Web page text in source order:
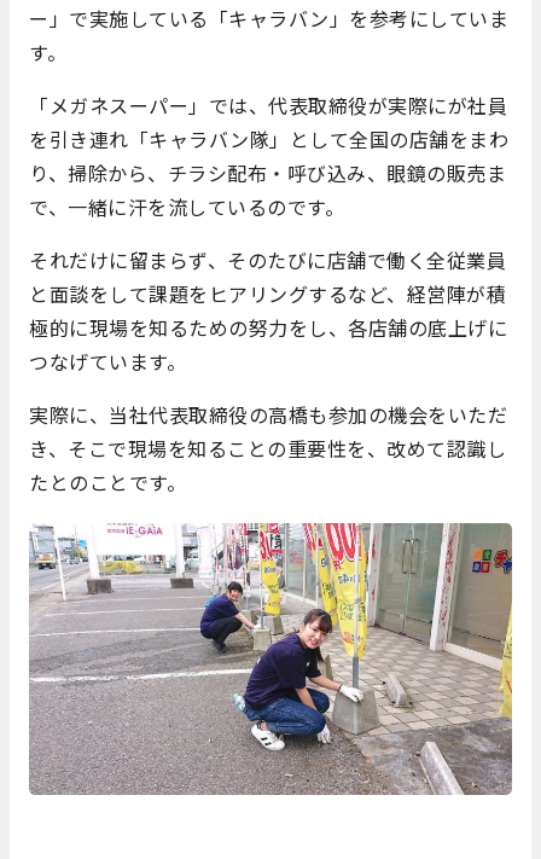
ー」で実施している「キャラバン」を参考にしていま
す。
「メガネスーパー」では、代表取締役が実際にが社員
を引き連れ「キャラバン隊」として全国の店舗をまわ
り、掃除から、チラシ配布・呼び込み、眼鏡の販売ま
で、一緒に汗を流しているのです。
それだけに留まらず、そのたびに店舗で働く全従業員
と面談をして課題をヒアリングするなど、経営陣が積
極的に現場を知るための努力をし、各店舗の底上げに
つなげています。
実際に、当社代表取締役の高橋も参加の機会をいただ
き、そこで現場を知ることの重要性を、改めて認識し
たとのことです。